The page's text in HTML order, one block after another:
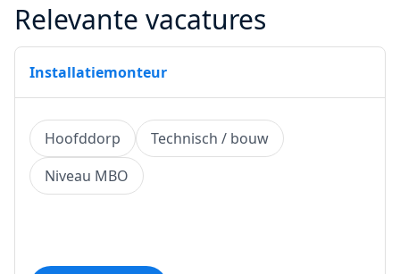
Relevante vacatures
Installatiemonteur
Hoofddorp
Technisch / bouw
Niveau MBO